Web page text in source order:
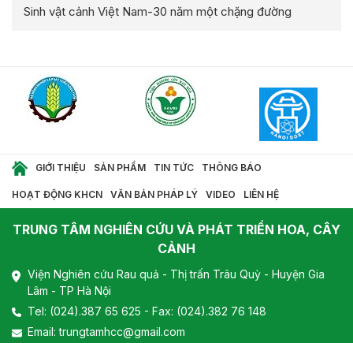
Sinh vật cảnh Việt Nam-30 năm một chặng đường
GIỚI THIỆU SẢN PHẨM TIN TỨC THÔNG BÁO
HOẠT ĐỘNG KHCN VĂN BẢN PHÁP LÝ VIDEO LIÊN HỆ
TRUNG TÂM NGHIÊN CỨU VÀ PHÁT TRIỂN HOA, CÂY
CẢNH
Viện Nghiên cứu Rau quả - Thị trấn Trâu Quỳ - Huyện Gia
Lâm - TP Hà Nội
Tel: (024).387 65 625 - Fax: (024).382 76 148
Email:trungtamhcc@gmail.com